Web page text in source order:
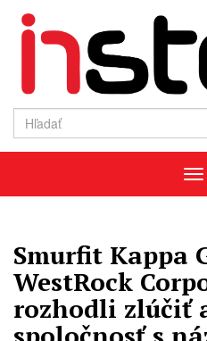
Smurfit Kappa
WestRock
rozhodli zlúčiť